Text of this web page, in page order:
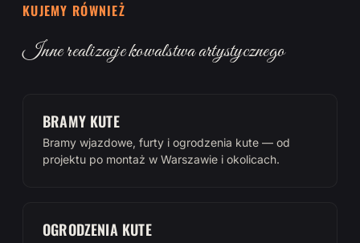
KUJEMY RÓWNIEŻ
Inne realizacje kowalstwa artystycznego
BRAMY KUTE
Bramy wjazdowe, furty i ogrodzenia kute — od
projektu po montaż w Warszawie i okolicach.
OGRODZENIA KUTE